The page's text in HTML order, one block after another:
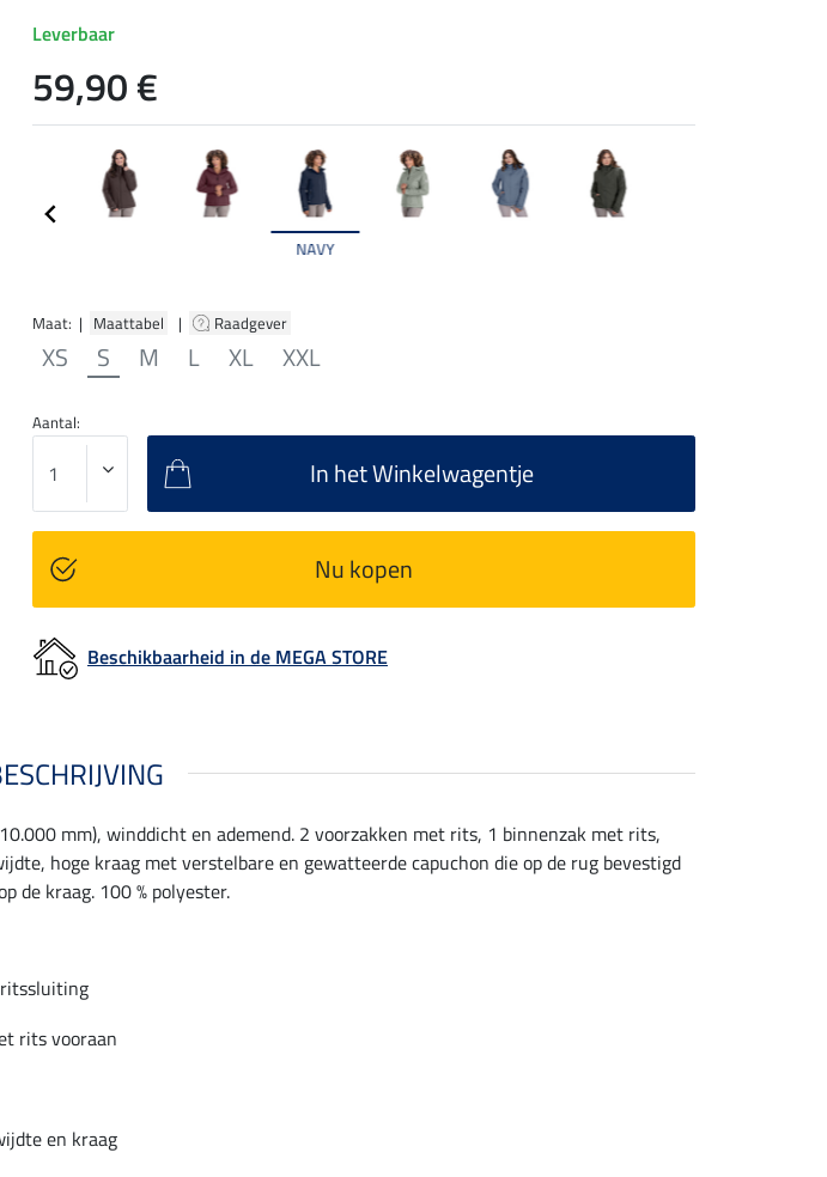
NAVY
Maat: | Maattabel | Raadgever
XS S M L XL XXL
Leverbaar
59,90 €
Aantal:
In het Winkelwagentje
Nu kopen
Beschikbaarheid in de MEGA STORE
mm), winddicht en ademend. 2 voorzakken met rits, 1 binnenzak met rits,
hoge kraag met verstelbare en gewatteerde capuchon die op de rug bevestigd
de kraag. 100 % polyester.
rits vooraan
en kraag